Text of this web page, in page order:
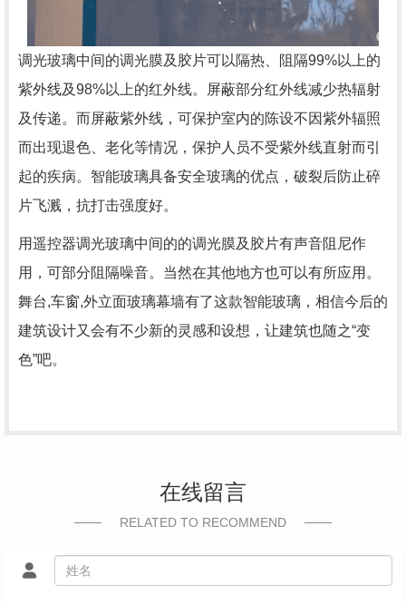
调光玻璃中间的调光膜及胶片可以隔热、阻隔99%以上的
紫外线及98%以上的红外线。屏蔽部分红外线减少热辐射
及传递。而屏蔽紫外线，可保护室内的陈设不因紫外辐照
而出现退色、老化等情况，保护人员不受紫外线直射而引
起的疾病。智能玻璃具备安全玻璃的优点，破裂后防止碎
片飞溅，抗打击强度好。
用遥控器调光玻璃中间的的调光膜及胶片有声音阻尼作
用，可部分阻隔噪音。当然在其他地方也可以有所应用。
舞台,车窗,外立面玻璃幕墙有了这款智能玻璃，相信今后的
建筑设计又会有不少新的灵感和设想，让建筑也随之“变
色”吧。
在线留言
RELATED TO RECOMMEND